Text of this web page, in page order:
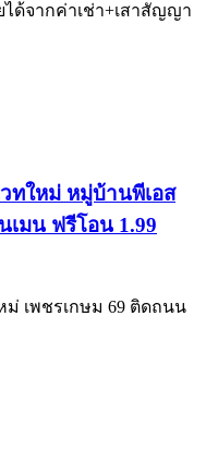
ได้จากค่าเช่า+เสาสัญญา
ทใหม่ หมู่บ้านพีเอส
เมน ฟรีโอน 1.99
ม่ เพชรเกษม 69 ติดถนน